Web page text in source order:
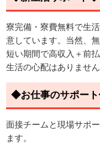
寮完備・寮費無料で生
意しています。当然、
短い期間で高収入＋前
生活の心配はありません
◆お仕事のサポー
面接チームと現場サポ
ます。